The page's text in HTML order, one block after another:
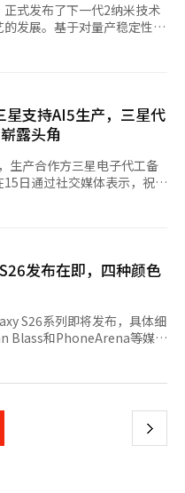
式发布了下一代2纳米技术
发展。基于对量产稳定性的
大型科技公司实现合作的可
及目前已获得的量产良率和
量产的第三代工艺（SF2P+）
Foundry Ecosystem）论坛
的年度技术活动，旨在与
导体技术和合作方案。 在
米工艺的引入时间推迟至
这一决定是为了在超微细
2纳米工艺的良率，从而同
2700”，以争夺下
吸引因台积电供应瓶颈而感
即将全面投入运营的美国泰
核心管理层直接访问了三
的可能性。合作对象包括用
iPad和MacBook的“M系
）。这些芯片是设备的核
年，三星电子就开始为苹
2015年起，苹果与台积电签
进移动处理器（AP）供应
前哨基地，对于希望在美国
和战略优势。三星已经通过
星支持AI5生产，三星代
露头角
生产合作方三星电子代工备
日通过社交媒体表示，祝贺
out”，并感谢三星电子
动驾驶汽车和人形机器人。
被打破，三星电子获得了部
拉的合作展示其先进工艺能
的AI4芯片，并于去年7月签
2033年实现约22.8万亿韩元
勒工厂，三星将为特斯拉应
力效率和计算性能。与
具有30%以上的竞争力，
技术和盈利的双赢。预计业
一半以上。三星已摆脱4纳
。三星电子在1月的业绩电
发布在即，四种颜色
S26系列即将发布，具体细
Blass和PhoneArena等媒体
图，引发市场期待。预计
图，Galaxy S26系列包括基
，Ultra型号还将提供银色和
，基本款和Plus型号预计搭
下